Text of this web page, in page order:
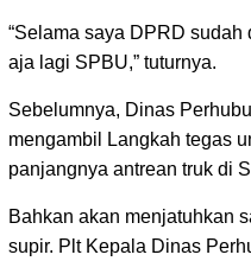
“Selama saya DPRD
aja lagi SPBU,” tuturnya.
Sebelumnya, Dinas
mengambil Langkah tegas
panjangnya antrean truk di
Bahkan akan menjatuhkan
supir. Plt Kepala Dinas